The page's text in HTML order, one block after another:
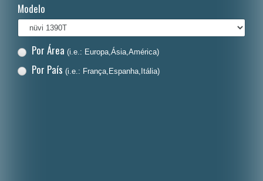
Polski
Nederlands
Dansk
Modelo
Por Área (i.e.: Europa,Ásia,América)
Por País (i.e.: França,Espanha,Itália)